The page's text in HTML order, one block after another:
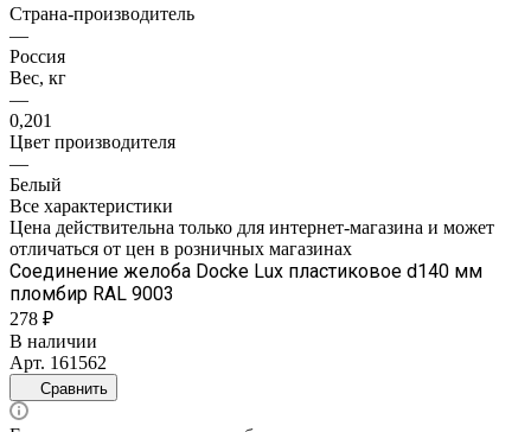
Страна-производитель
—
Россия
Вес, кг
—
0,201
Цвет производителя
—
Белый
Все характеристики
Цена действительна только для интернет-магазина и может
отличаться от цен в розничных магазинах
Соединение желоба Docke Lux пластиковое d140 мм
пломбир RAL 9003
278 ₽
В наличии
Арт. 161562
Сравнить